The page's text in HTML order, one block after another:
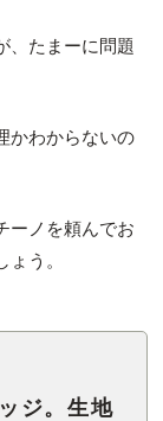
、たまーに問題
かわからないの
ーノを頼んでお
う。
ジ。生地